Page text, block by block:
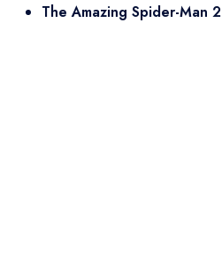
The Amazing Spider-Man 2